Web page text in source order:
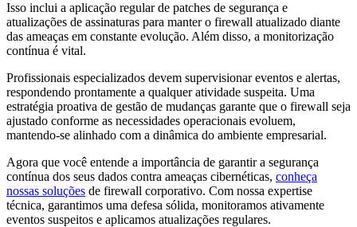
Isso inclui a aplicação regular de patches de segurança e
atualizações de assinaturas para manter o firewall atualizado diante
das ameaças em constante evolução. Além disso, a monitorização
contínua é vital.
Profissionais especializados devem supervisionar eventos e alertas,
respondendo prontamente a qualquer atividade suspeita. Uma
estratégia proativa de gestão de mudanças garante que o firewall seja
ajustado conforme as necessidades operacionais evoluem,
mantendo-se alinhado com a dinâmica do ambiente empresarial.
Agora que você entende a importância de garantir a segurança
contínua dos seus dados contra ameaças cibernéticas, conheça
nossas soluções de firewall corporativo. Com nossa expertise
técnica, garantimos uma defesa sólida, monitoramos ativamente
eventos suspeitos e aplicamos atualizações regulares.